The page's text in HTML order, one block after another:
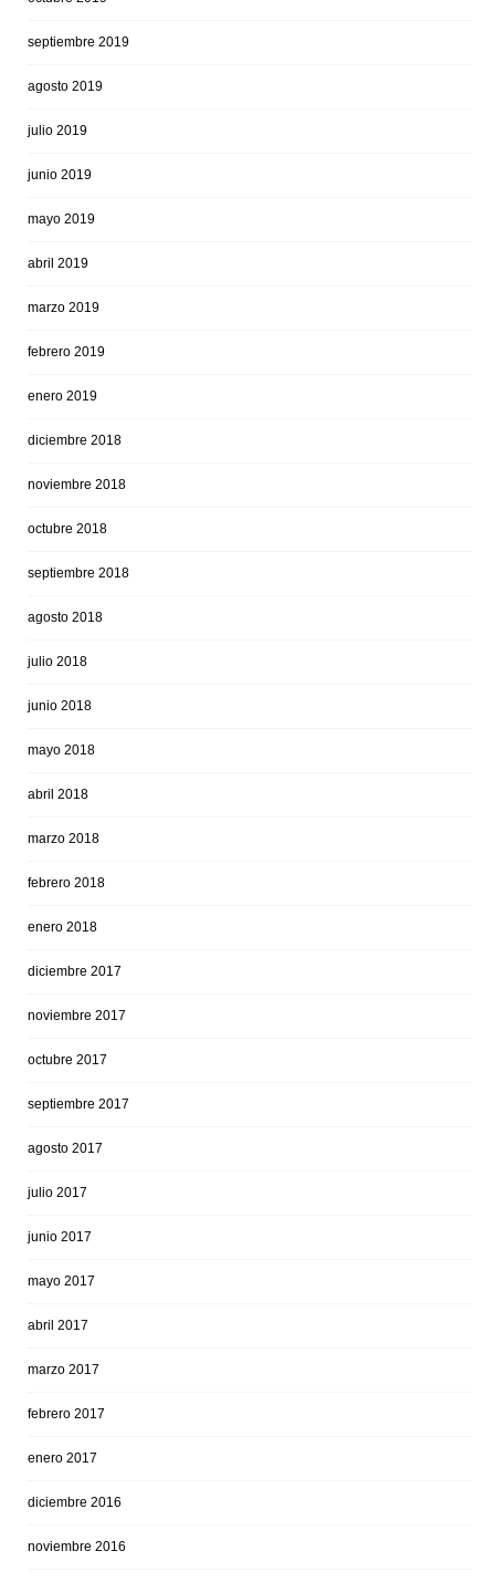
septiembre 2019
agosto 2019
julio 2019
junio 2019
mayo 2019
abril 2019
marzo 2019
febrero 2019
enero 2019
diciembre 2018
noviembre 2018
octubre 2018
septiembre 2018
agosto 2018
julio 2018
junio 2018
mayo 2018
abril 2018
marzo 2018
febrero 2018
enero 2018
diciembre 2017
noviembre 2017
octubre 2017
septiembre 2017
agosto 2017
julio 2017
junio 2017
mayo 2017
abril 2017
marzo 2017
febrero 2017
enero 2017
diciembre 2016
noviembre 2016